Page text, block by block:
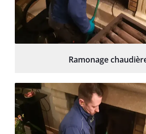
Ramonage